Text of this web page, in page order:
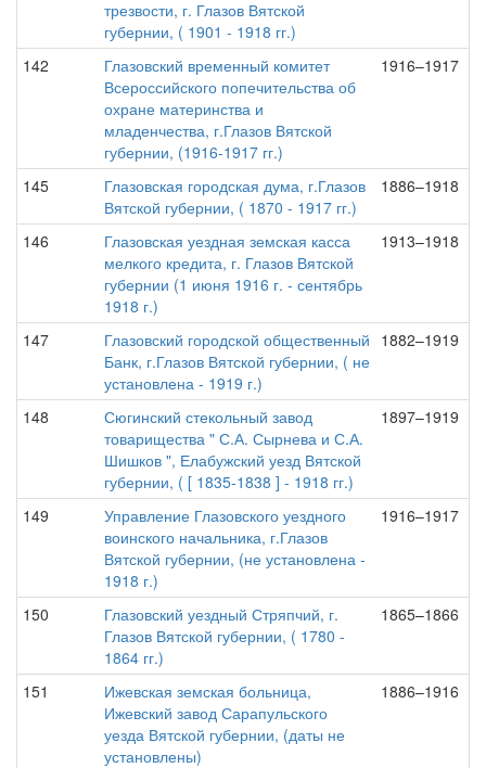
трезвости, г. Глазов Вятской
губернии, ( 1901 - 1918 гг.)
142
Глазовский временный комитет
Всероссийского попечительства об
охране материнства и
младенчества, г.Глазов Вятской
губернии, (1916-1917 гг.)
1916–1917
145
Глазовская городская дума, г.Глазов
Вятской губернии, ( 1870 - 1917 гг.)
1886–1918
146
Глазовская уездная земская касса
мелкого кредита, г. Глазов Вятской
губернии (1 июня 1916 г. - сентябрь
1918 г.)
1913–1918
147
Глазовский городской общественный
Банк, г.Глазов Вятской губернии, ( не
установлена - 1919 г.)
1882–1919
148
Сюгинский стекольный завод
товарищества " С.А. Сырнева и С.А.
Шишков ", Елабужский уезд Вятской
губернии, ( [ 1835-1838 ] - 1918 гг.)
1897–1919
149
Управление Глазовского уездного
воинского начальника, г.Глазов
Вятской губернии, (не установлена -
1918 г.)
1916–1917
150
Глазовский уездный Стряпчий, г.
Глазов Вятской губернии, ( 1780 -
1864 гг.)
1865–1866
151
Ижевская земская больница,
Ижевский завод Сарапульского
уезда Вятской губернии, (даты не
установлены)
1886–1916